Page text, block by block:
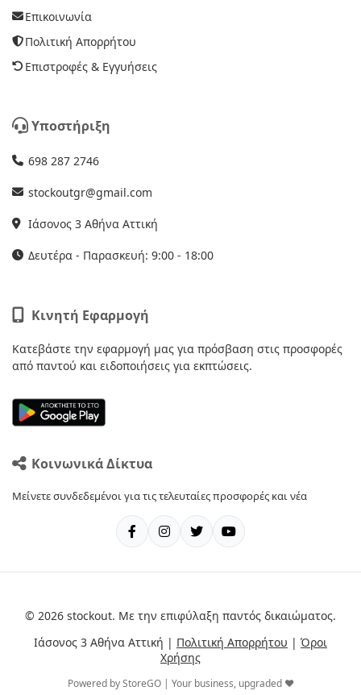
Επικοινωνία
Πολιτική Απορρήτου
Επιστροφές & Εγγυήσεις
Υποστήριξη
698 287 2746
stockoutgr@gmail.com
Ιάσονος 3 Αθήνα Αττική
Δευτέρα - Παρασκευή: 9:00 - 18:00
Κινητή Εφαρμογή
Κατεβάστε την εφαρμογή μας για πρόσβαση στις προσφορές
από παντού και ειδοποιήσεις για εκπτώσεις.
Κοινωνικά Δίκτυα
Μείνετε συνδεδεμένοι για τις τελευταίες προσφορές και νέα
© 2026 stockout. Με την επιφύλαξη παντός δικαιώματος.
Ιάσονος 3 Αθήνα Αττική | Πολιτική Απορρήτου | Όροι
Χρήσης
Powered by StoreGO | Your business, upgraded ❤️